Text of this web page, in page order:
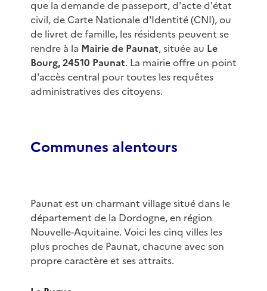
que la demande de passeport, d'acte d'état
civil, de Carte Nationale d'Identité (CNI), ou
de livret de famille, les résidents peuvent se
rendre à la Mairie de Paunat, située au Le
Bourg, 24510 Paunat. La mairie offre un point
d'accès central pour toutes les requêtes
administratives des citoyens.
Communes alentours
Paunat est un charmant village situé dans le
département de la Dordogne, en région
Nouvelle-Aquitaine. Voici les cinq villes les
plus proches de Paunat, chacune avec son
propre caractère et ses attraits.